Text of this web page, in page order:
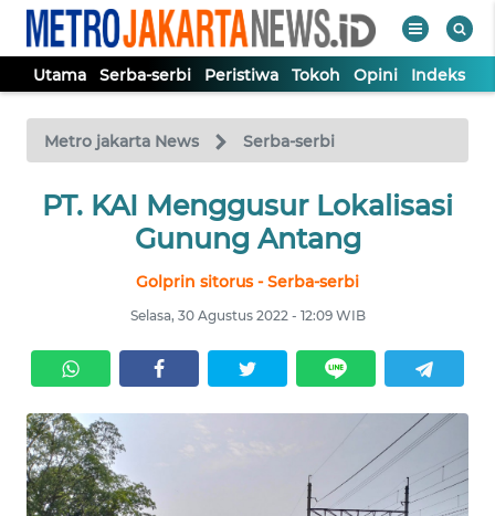
Utama Serba-serbi Peristiwa Tokoh Opini Indeks
Metro jakarta News Serba-serbi
PT. KAI Menggusur Lokalisasi
Gunung Antang
Golprin sitorus - Serba-serbi
Selasa, 30 Agustus 2022 - 12:09 WIB
TV
Tutup
UTAMA
PERISTIWA
TOKOH
OPINI